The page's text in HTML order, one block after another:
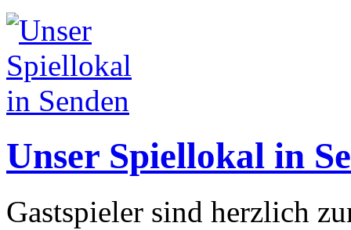
Unser Spiellokal in
Gastspieler sind herzlich